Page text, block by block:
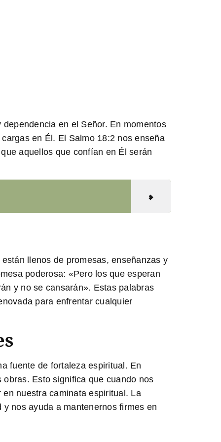
en el Señor. En momentos
en Él. El Salmo 18:2 nos enseña
aquellos que confían en Él serán
llenos de promesas, enseñanzas y
poderosa: «Pero los que esperan
y no se cansarán». Estas palabras
para enfrentar cualquier
fuente de fortaleza espiritual. En
Esto significa que cuando nos
nuestra caminata espiritual. La
nos ayuda a mantenernos firmes en